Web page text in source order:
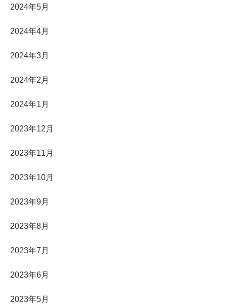
2024年5月
2024年4月
2024年3月
2024年2月
2024年1月
2023年12月
2023年11月
2023年10月
2023年9月
2023年8月
2023年7月
2023年6月
2023年5月